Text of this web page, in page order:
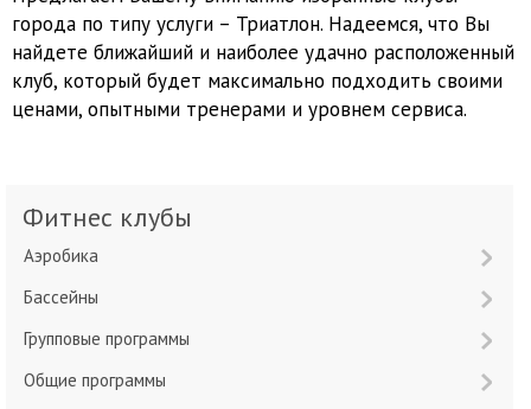
города по типу услуги – Триатлон. Надеемся, что Вы
найдете ближайший и наиболее удачно расположенный
клуб, который будет максимально подходить своими
ценами, опытными тренерами и уровнем сервиса.
Фитнес клубы
Аэробика
Бассейны
Групповые программы
Общие программы